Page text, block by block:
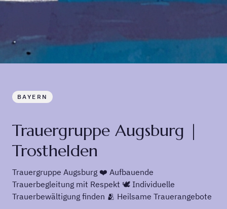
BAYERN
Trauergruppe Augsburg |
Trosthelden
Trauergruppe Augsburg ❤️ Aufbauende
Trauerbegleitung mit Respekt 🕊️ Individuelle
Trauerbewältigung finden 🫂 Heilsame Trauerangebote